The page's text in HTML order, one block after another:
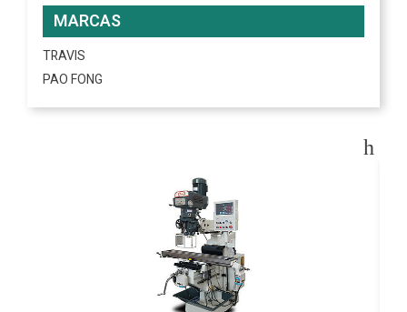
MARCAS
TRAVIS
PAO FONG